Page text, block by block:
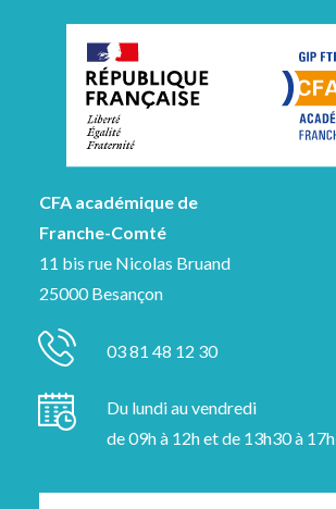
CFA académique de
Franche-Comté
11 bis rue Nicolas Bruand
25000 Besançon
03 81 48 12 30
Du lundi au vendredi
de 09h à 12h et de 13h30 à 17h